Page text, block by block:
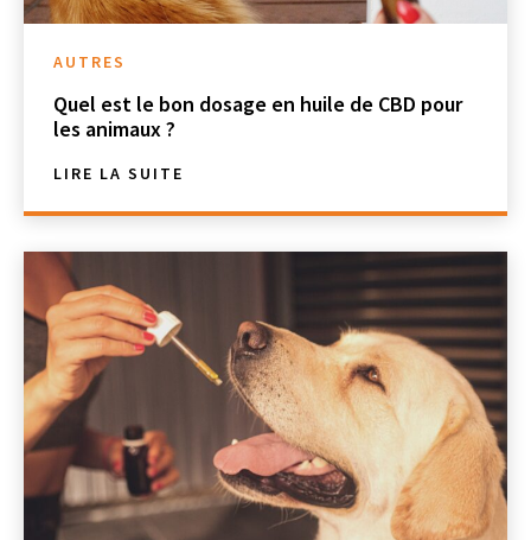
AUTRES
Quel est le bon dosage en huile de CBD pour
les animaux ?
LIRE LA SUITE